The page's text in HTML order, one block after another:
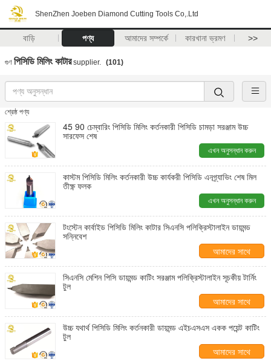
ShenZhen Joeben Diamond Cutting Tools Co,.Ltd
বাড়ি পণ্য আমাদের সম্পর্কে কারখানা ভ্রমণ >>
গুণ পিসিডি মিলিং কাটারsupplier. (101)
শ্রেষ্ঠ পণ্য
45 90 চেম্বারিং পিসিডি মিলিং কর্তনকারী পিসিডি চামড়া সরঞ্জাম উচ্চ
সারফেস শেষ
এখন অনুসন্ধান করুন
কাস্টম পিসিডি মিলিং কর্তনকারী উচ্চ কার্যকরী পিসিডি এনগ্র্যাভিং শেষ মিল
তীক্ষ্ণ ফলক
এখন অনুসন্ধান করুন
টংস্টেন কার্বাইড পিসিডি মিলিং কাটার সিএনসি পলিক্রিস্টালাইন ডায়মন্ড
সন্নিবেশ
আমাদের সাথে
যোগাযোগ করুন
সিএনসি মেশিন পিসি ডায়মন্ড কাটিং সরঞ্জাম পলিক্রিস্টালাইন সূচকীয় টার্নিং
টুল
আমাদের সাথে
যোগাযোগ করুন
উচ্চ যথার্থ পিসিডি মিলিং কর্তনকারী ডায়মন্ড এইচএসএস একক পয়েন্ট কাটিং
টুল
আমাদের সাথে